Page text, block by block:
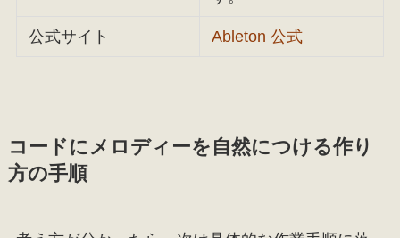
公式サイト Ableton 公式
コードにメロディーを自然につける作り
方の手順